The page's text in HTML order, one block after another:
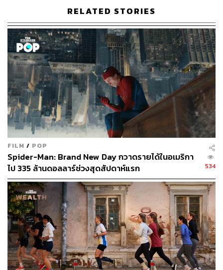
กับรองเท้า Air Jordan หรือแบรนด์ Nike มาก่อน ก็สามารถ
โดยเฉพาะประเด็นของแต่ละตัวละครที่ผู้ชมสามารถเชื่อม
โยงกับตัวละครได้ไม่ยาก เริ่มตั้งแต่ Deloris Jordan (Viola
Davis) แม่ของ Michael Jordan ที่ฉายภาพของการเป็นแม่ที่
สุขุม รอบคอบ และหนักแน่นในจุดยืนของตัวเอง เพื่อปกป้อง
และมอบสิ่งที่ดีที่สุดให้กับลูกชายของตัวเอง
รวมถึงตัวละครหลักอย่าง Sonny Vaccaro ผู้เป็นภาพแทน
ของคนที่มี ‘ความเชื่ออย่างแรงกล้า’ กับสิ่งที่ตัวเองคิด และ
กลายเป็นแรงผลักดันให้เขากล้าที่จะลงมือทำในสิ่งที่แตกต่าง
แม้ว่าทางเลือกเหล่านั้นจะทำให้ตัวเขาเองและผู้คนรอบข้าง
ต้องเผชิญกับความเสี่ยงก็ตาม
RELATED STORIES
FILM / POP
Spider-Man: Brand New Day กวาดรายได้ในอเมริกา
ไป 335 ล้านดอลลาร์ช่วงสุดสัปดาห์แรก
534